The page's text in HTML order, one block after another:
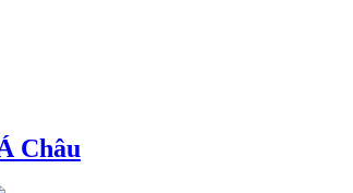
Châu